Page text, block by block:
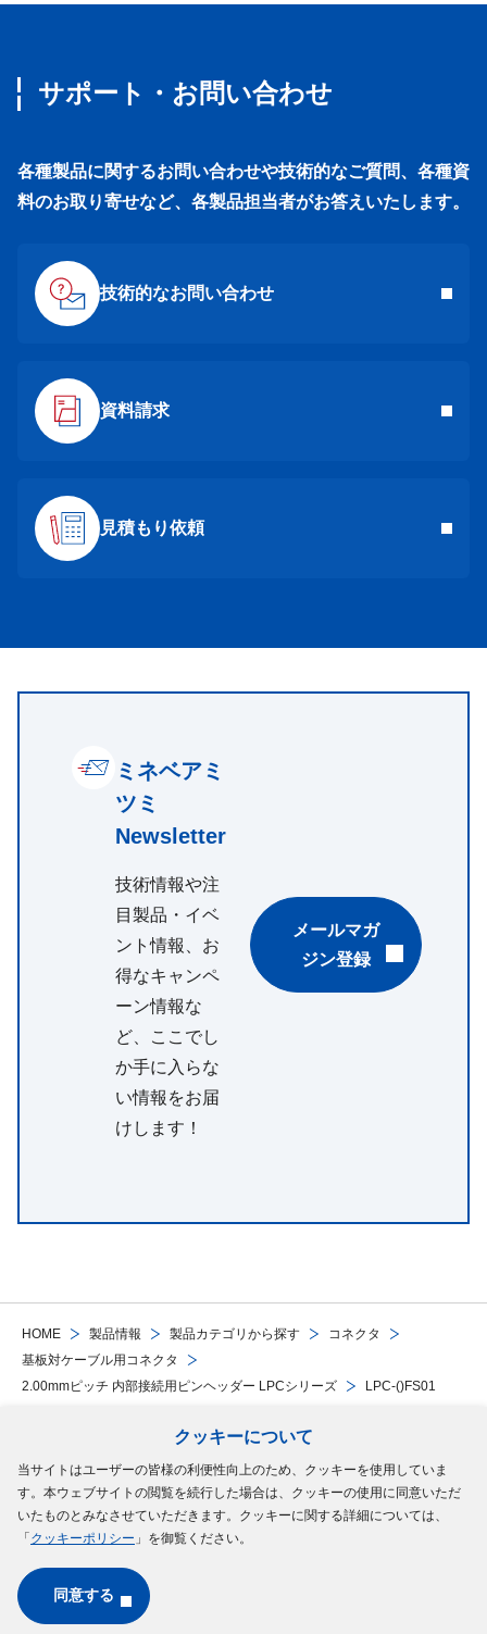
クッキーについて
当サイトはユーザーの皆様の利便性向上のため、クッキーを使用していま
す。本ウェブサイトの閲覧を続行した場合は、クッキーの使用に同意いただ
いたものとみなさせていただきます。クッキーに関する詳細については、
「 クッキーポリシー 」を御覧ください。
同意する
HOME 製品情報 製品カテゴリから探す
コネクタ
基板対ケーブル用コネクタ
2.00mmピッチ 内部接続用ピンヘッダー LPCシリーズ
LPC-()FS01
サポート・お問い合わせ
各種製品に関するお問い合わせや技術的なご質問、各種資
料のお取り寄せなど、各製品担当者がお答えいたします。
技術的なお問い合わせ
資料請求
見積もり依頼
ミネベアミ
ツミ
Newsletter
技術情報や注
目製品・イベ
ント情報、お
得なキャンペ
ーン情報な
ど、ここでし
か手に入らな
い情報をお届
けします！
メールマガ
ジン登録
サイトマップご利用規約個人情報の保護についてクッキーポリシー
ソーシャルメディアポリシー
Copyright © MinebeaMitsumi Inc. All rights reserved.​